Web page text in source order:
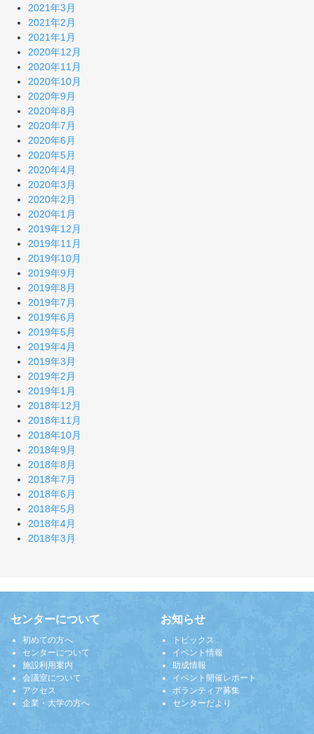
2021年3月
2021年2月
2021年1月
2020年12月
2020年11月
2020年10月
2020年9月
2020年8月
2020年7月
2020年6月
2020年5月
2020年4月
2020年3月
2020年2月
2020年1月
2019年12月
2019年11月
2019年10月
2019年9月
2019年8月
2019年7月
2019年6月
2019年5月
2019年4月
2019年3月
2019年2月
2019年1月
2018年12月
2018年11月
2018年10月
2018年9月
2018年8月
2018年7月
2018年6月
2018年5月
2018年4月
2018年3月
センターについて
初めての方へ
センターについて
施設利用案内
会議室について
アクセス
企業・大学の方へ
お知らせ
トピックス
イベント情報
助成情報
イベント開催レポート
ボランティア募集
センターだより